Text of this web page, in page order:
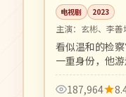
电视剧 2023
主演： 玄彬、李善
看似温和的检
一重身份，他
HBO 风格的硬
厉。187,964